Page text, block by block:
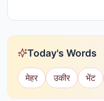
Today's Words
मेहर उकीर भेंट